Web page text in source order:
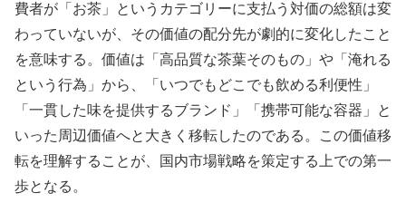
費者が「お茶」というカテゴリーに支払う対価の総額は変
わっていないが、その価値の配分先が劇的に変化したこと
を意味する。価値は「高品質な茶葉そのもの」や「淹れる
という行為」から、「いつでもどこでも飲める利便性」
「一貫した味を提供するブランド」「携帯可能な容器」と
いった周辺価値へと大きく移転したのである。この価値移
転を理解することが、国内市場戦略を策定する上での第一
歩となる。